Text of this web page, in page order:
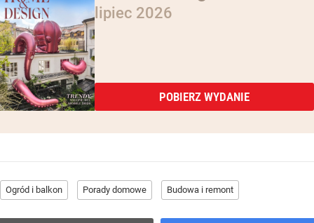
lipiec 2026
POBIERZ WYDANIE
Ogród i balkon Porady domowe Budowa i remont